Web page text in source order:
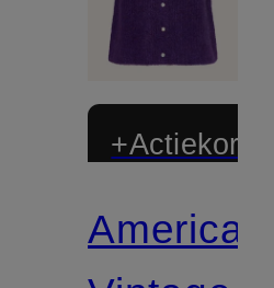
+Actiekorting
American